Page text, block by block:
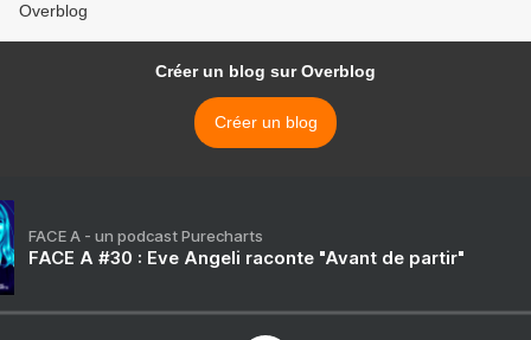
Overblog
Créer un blog sur Overblog
Créer un blog
FACE A - un podcast Purecharts
FACE A #30 : Eve Angeli raconte "Avant de partir"